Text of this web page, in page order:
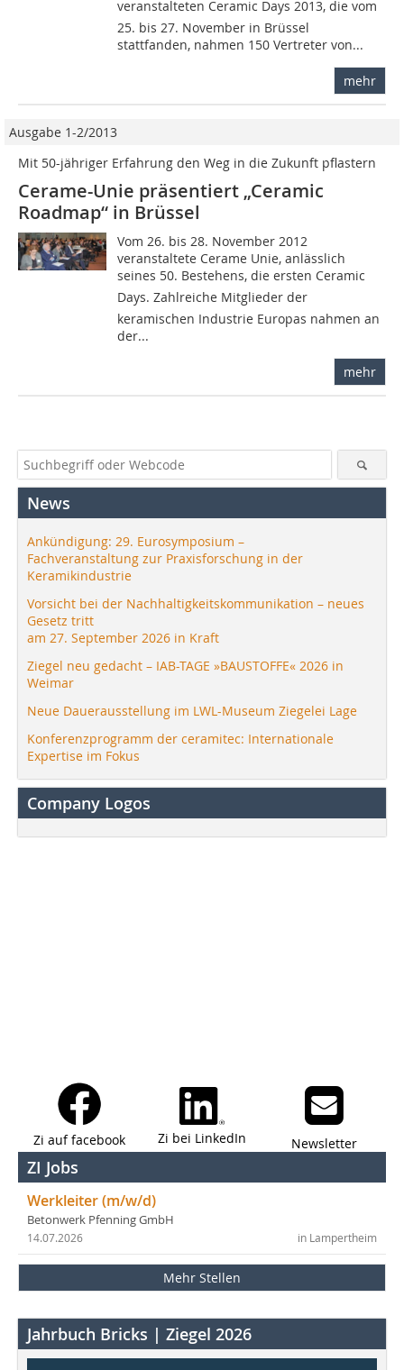
veranstalteten Ceramic Days 2013, die vom
25. bis 27. November in Brüssel
stattfanden, nahmen 150 Vertreter von...
mehr
Ausgabe 1-2/2013
Mit 50-jähriger Erfahrung den Weg in die Zukunft pflastern
Cerame-Unie präsentiert „Ceramic
Roadmap“ in Brüssel
Vom 26. bis 28. November 2012
veranstaltete ­Cerame Unie, anlässlich
seines 50. Bestehens, die ersten Ceramic
Days. Zahlreiche Mitglieder der
keramischen Industrie Europas nahmen an
der...
mehr
News
Ankündigung: 29. Eurosymposium –
Fachveranstaltung zur Praxisforschung in der
Keramikindustrie
Vorsicht bei der Nachhaltigkeitskommunikation – neues
Gesetz tritt
am 27. September 2026 in Kraft
Ziegel neu gedacht – IAB-TAGE »BAUSTOFFE« 2026 in
Weimar
Neue Dauerausstellung im LWL-Museum Ziegelei Lage
Konferenzprogramm der ceramitec: Internationale
Expertise im Fokus
Company Logos
Zi auf facebook Zi bei LinkedIn Newsletter
ZI Jobs
Werkleiter (m/w/d)
Betonwerk Pfenning GmbH
in Lampertheim
14.07.2026
Mehr Stellen
Jahrbuch Bricks | Ziegel 2026